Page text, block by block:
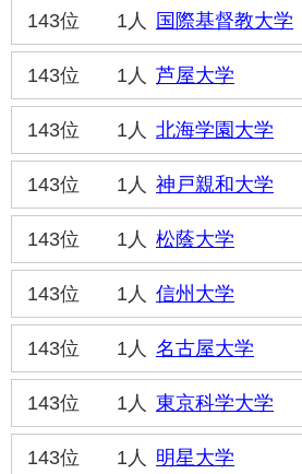
143位 1人 国際基督教大学
143位 1人 芦屋大学
143位 1人 北海学園大学
143位 1人 神戸親和大学
143位 1人 松蔭大学
143位 1人 信州大学
143位 1人 名古屋大学
143位 1人 東京科学大学
143位 1人 明星大学